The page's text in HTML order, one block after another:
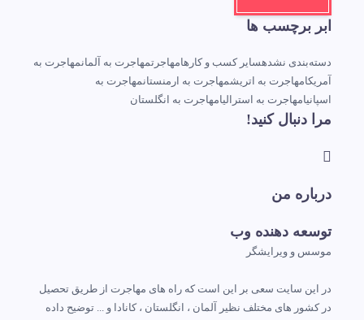
ابر برچسب ها
دسته‌بندی نشدهسایر کسب و کارهامهاجرتمهاجرت به آلمانمهاجرت به
آمریکامهاجرت به اتریشمهاجرت به ارمنستانمهاجرت به
اسپانیامهاجرت به استرالیامهاجرت به انگلستان
مرا دنبال کنید!
درباره من
توسعه دهنده وب
موسس و ویرایشگر
در این سایت سعی بر این است که راه های مهاجرت از طریق تحصیل
در کشور های مختلف نظیر آلمان ، انگلستان ، کانادا و ... توضیح داده